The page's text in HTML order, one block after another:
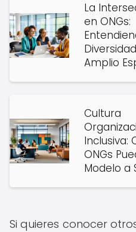
La
en ONGs:
Amplio
Cultura
Inclusiva:
ONGs
Modelo a
Si quieres conocer